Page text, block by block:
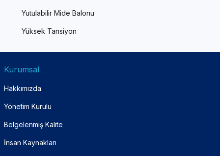
Yutulabilir Mide Balonu
Yüksek Tansiyon
Kurumsal
Hakkımızda
Yönetim Kurulu
Belgelenmiş Kalite
İnsan Kaynakları